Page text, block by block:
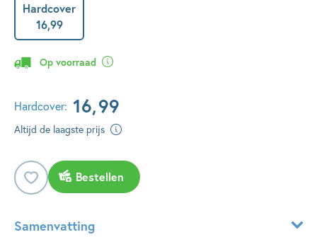
Hardcover
16,99
Op voorraad
Hardcover: 16,99
Altijd de laagste prijs
Bestellen
Samenvatting